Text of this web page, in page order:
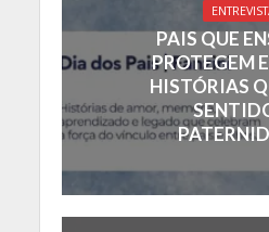
PAIS QUE
PROTEGEM
HISTÓRIAS